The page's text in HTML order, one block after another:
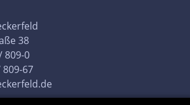
38
809-0
809-67